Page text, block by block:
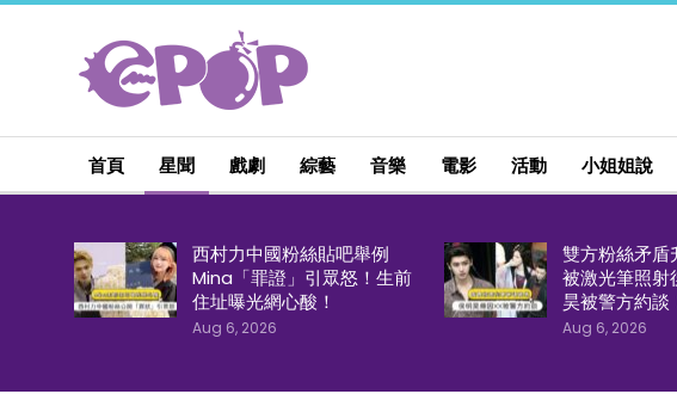
首頁 星聞 戲劇 綜藝 音樂 電影 活動 小姐姐說
西村力中國粉絲貼吧舉例
Mina「罪證」引眾怒！生前
住址曝光網心酸！
Aug 6, 2026
雙方粉絲矛盾
被激光筆照射
昊被警方約談
Aug 6, 2026